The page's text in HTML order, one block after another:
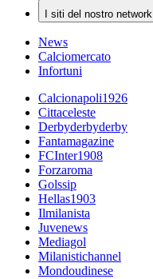
I siti del nostro network
News
Calciomercato
Infortuni
Calcionapoli1926
Cittaceleste
Derbyderbyderby
Fantamagazine
FCInter1908
Forzaroma
Golssip
Hellas1903
Ilmilanista
Juvenews
Mediagol
Milanistichannel
Mondoudinese